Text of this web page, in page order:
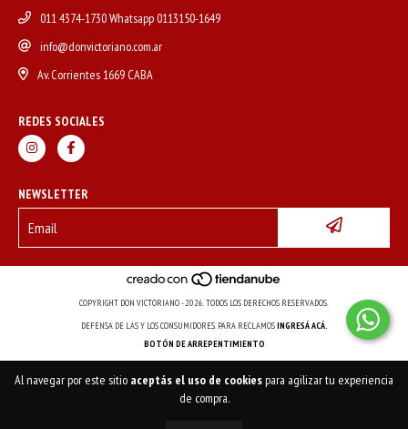
Al navegar por este sitio aceptás el uso de cookiespara agilizar tu experiencia
de compra.
011 4374-1730 Whatsapp 0113150-1649
info@donvictoriano.com.ar
Av. Corrientes 1669 CABA
REDES SOCIALES
NEWSLETTER
COPYRIGHT DON VICTORIANO - 2026. TODOS LOS DERECHOS RESERVADOS.
DEFENSA DE LAS Y LOS CONSUMIDORES. PARA RECLAMOSINGRESÁ ACÁ.
BOTÓN DE ARREPENTIMIENTO